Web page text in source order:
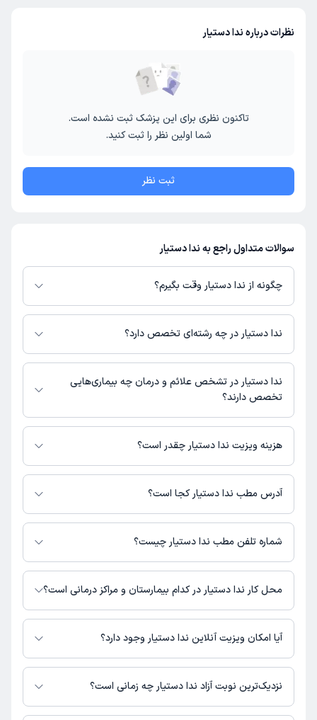
نظرات درباره ندا دستیار
تاکنون نظری برای این پزشک ثبت نشده است.
شما اولین نظر را ثبت کنید.
ثبت نظر
سوالات متداول راجع به ندا دستیار
چگونه از ندا دستیار وقت بگیرم؟
در صورتی کهندا دستیاردارای پروفایل فعال و نوبت‌دهی باز در پلتفرم دکترتو
باشند، می‌توانید از طریق این پلتفرم برای دریافت نوبت اقدام کنید. در صورت
شماره تماس، برنامه حضور در مطب، تصاویر پزشک، ساعات کاری و سایر اطلاعات
مرتبط با خدمات پزشکی و نوبت‌گیری ممکن است در پروفایل ایشان در دکترتو در
دسترس باشد
ندا دستیار در چه رشته‌ای تخصص دارد؟
ندا دستیار در رشته‌های زیر (پیراپزشکی) تخصص دارند:
مامایی
ندا دستیار در تشخص علائم و درمان چه بیماری‌هایی
تخصص دارند؟
ندا دستیار در تشخیص علائم و درمان بیماری‌های مرتبط با مامایی فعالیت
می‌کنند.
هزینه ویزیت ندا دستیار چقدر است؟
برای اطلاع از هزینه ویزیت ندا دستیار، لازم است با مطب تماس بگیرید.
آدرس مطب ندا دستیار کجا است؟
اطلاعات مربوط به آدرس مطب ندا دستیار در حال حاضر در دسترس نیست. برای
دریافت اطلاعات دقیق‌تر، لطفاً با مطب تماس بگیرید.
شماره تلفن مطب ندا دستیار چیست؟
شماره تماس مطب ندا دستیار در حال حاضر در این صفحه ثبت نشده است.
محل کار ندا دستیار در کدام بیمارستان و مراکز درمانی است؟
اطلاعاتی درباره محل فعالیت ندا دستیار در مراکز درمانی در دسترس نیست.
آیا امکان ویزیت آنلاین ندا دستیار وجود دارد؟
در حال حاضر اطلاعاتی درباره ارائه ویزیت آنلاین توسط ندا دستیار در دسترس
نیست. برای دریافت اطلاعات دقیق‌تر، لطفاً با مطب تماس بگیرید.
نزدیک‌ترین نوبت آزاد ندا دستیار چه زمانی است؟
زمان نوبت‌دهی و پذیرش بیماران با هماهنگی مطب مشخص می‌شود.